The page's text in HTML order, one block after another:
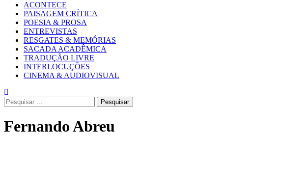
Menu
ACONTECE
PAISAGEM CRÍTICA
POESIA & PROSA
ENTREVISTAS
RESGATES & MEMÓRIAS
SACADA ACADÊMICA
TRADUÇÃO LIVRE
INTERLOCUÇÕES
CINEMA & AUDIOVISUAL
Pesquisar
por:
Fernando Abreu